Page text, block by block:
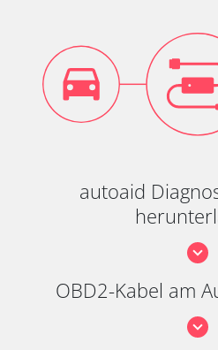
autoaid
OBD2-Kabel am